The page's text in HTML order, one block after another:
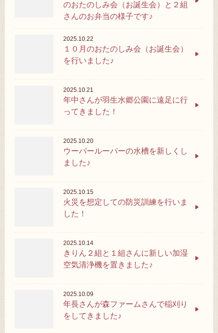
のおたのしみ会（お誕生会）と２組
さんのお弁当の様子です♪
2025.10.22
１０月のおたのしみ会（お誕生会）
を行いました♪
2025.10.21
年中さんが羽生水郷公園に遠足に行
ってきました！
2025.10.20
ウーパールーパーの水槽を新しくし
ました♪
2025.10.15
火災を想定しての防災訓練を行いま
した！
2025.10.14
きりん２組と１組さんに新しい加湿
空気清浄機を置きました♪
2025.10.09
年長さんが森ファームさんで稲刈り
をしてきました♪